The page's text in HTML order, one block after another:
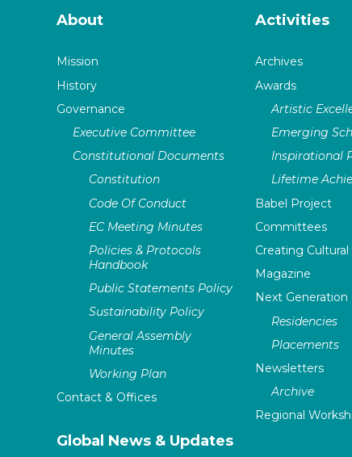
About
Mission
History
Governance
Executive Committee
Constitutional Documents
Constitution
Code Of Conduct
EC Meeting Minutes
Policies & Protocols
Handbook
Public Statements Policy
Sustainability Policy
General Assembly
Minutes
Working Plan
Contact & Offices
Global News & Updates
Activities
Archives
Awards
Artistic
Emerging
Inspirational
Lifetime
Babel Project
Committees
Creating
Magazine
Next
Residencies
Placements
Newsletters
Archive
Regional